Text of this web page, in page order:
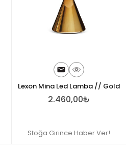
Lexon Mina Led Lamba // Gold
2.460,00₺
Stoğa Girince Haber Ver!